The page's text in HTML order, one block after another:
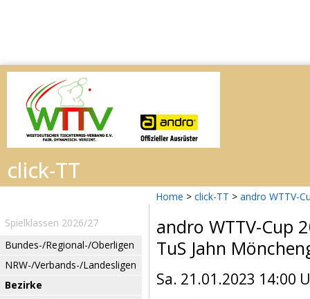
Home > click-TT > andro WTTV-
Spielklassen 2026/27
Bundes-/Regional-/Oberligen
NRW-/Verbands-/Landesligen
Bezirke
andro WTTV-Cup
TuS Jahn
Sa. 21.01.2023 14:00